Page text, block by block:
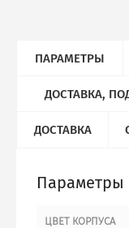
ПАРАМЕТРЫ
ДОСТАВКА,
ДОСТАВКА
Параметры
ЦВЕТ КОРПУСА